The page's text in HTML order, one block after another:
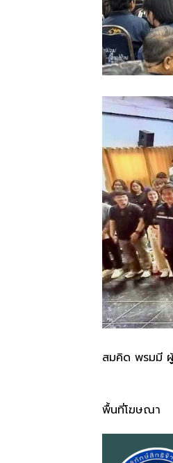
สมคิด พรมมี
พื้นที่โฆษณา